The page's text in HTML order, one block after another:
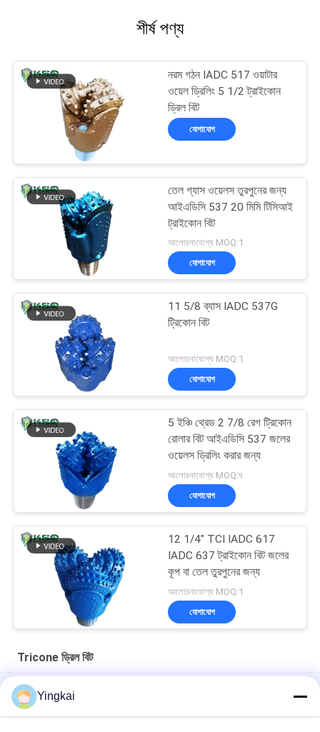
শীর্ষ পণ্য
নরম গঠন IADC 517 ওয়াটার
ওয়েল ড্রিলিং 5 1/2 ট্রাইকোন
ড্রিল বিট
যোগাযোগ
তেল গ্যাস ওয়েলস তুরপুনের জন্য
আইএডিসি 537 20 মিমি টিসিআই
ট্রাইকোন বিট
আলোচনাযোগ্য MOQ:1
যোগাযোগ
11 5/8 ব্যাস IADC 537G
ট্রিকোন বিট
আলোচনাযোগ্য MOQ:1
যোগাযোগ
5 ইঞ্চি থ্রেড 2 7/8 রেগ ট্রিকোন
রোলার বিট আইএডিসি 537 জলের
ওয়েলস ড্রিলিং করার জন্য
আলোচনাযোগ্য MOQ:ঘ
যোগাযোগ
12 1/4" TCI IADC 617
IADC 637 ট্রাইকোন বিট জলের
কূপ বা তেল তুরপুনের জন্য
আলোচনাযোগ্য MOQ:1
যোগাযোগ
Tricone ড্রিল বিট
Tungsten কারবাইড বাটন তেল ওয়েলসের জন্য PDC বিট ড্রিল, Tricone বিট
ড্রিলিং সরঞ্জাম যন্ত্রাংশ
Yingkai